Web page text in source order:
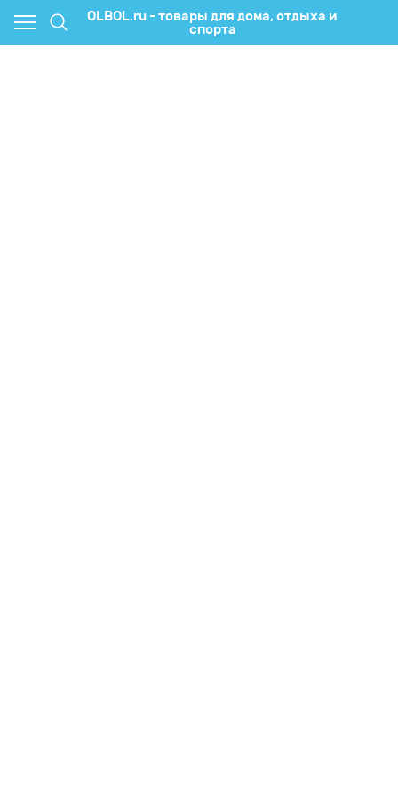
OLBOL.ru - товары для дома, отдыха и
спорта